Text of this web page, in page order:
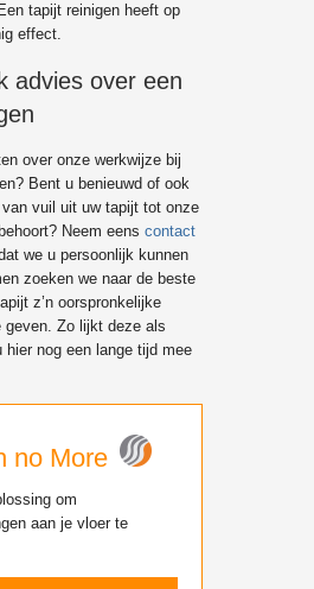
tapijt reinigen heeft op
effect.
advies over een
over onze werkwijze bij
Bent u benieuwd of ook
van vuil uit uw tapijt tot onze
Neem eens contact
we u persoonlijk kunnen
zoeken we naar de beste
z’n oorspronkelijke
geven. Zo lijkt deze als
hier nog een lange tijd mee
no More
om
aan je vloer te